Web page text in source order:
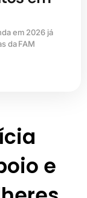
em 2026 já
da FAM
e